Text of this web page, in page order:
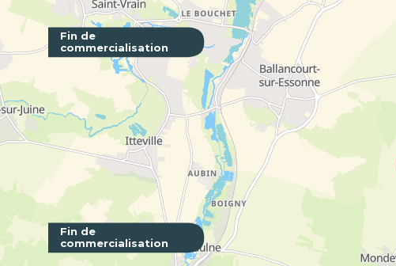
Fin de
commercialisation
Côté Jardin
VILLEJUIF - 94800
Fin de
commercialisation
Convergence